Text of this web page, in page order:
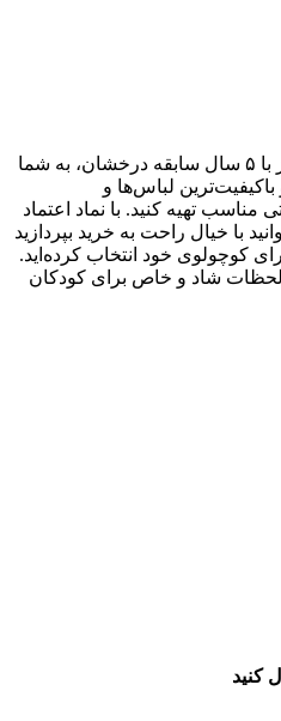
فروشگاه اینترنتی نی نی مو کیدز با ۵ سال سابقه درخشان، به شما
لباس‌ها و
تهیه کنید. با نماد اعتماد
با خیال راحت به خرید بپردازید
کوچولوی خود انتخاب کرده‌اید.
شاد و خاص برای کودکان
کنید